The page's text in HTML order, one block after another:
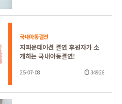
국내아동결연
지파운데이션 결연 후원자가 소
개하는 국내아동결연!
25-07-08 34926